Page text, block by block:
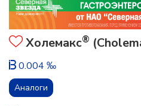
Холемакс®
0.004 ‰
Аналоги